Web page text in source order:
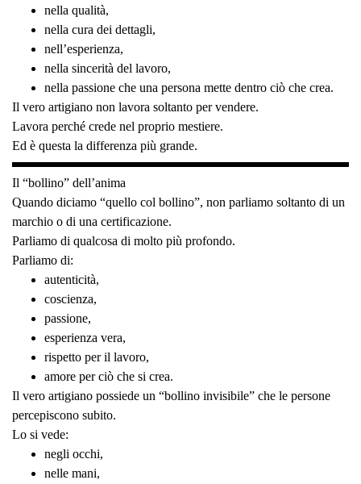
nella qualità,
nella cura dei dettagli,
nell’esperienza,
nella sincerità del lavoro,
nella passione che una persona mette dentro ciò che crea.
Il vero artigiano non lavora soltanto per vendere.
Lavora perché crede nel proprio mestiere.
Ed è questa la differenza più grande.
Il “bollino” dell’anima
Quando diciamo “quello col bollino”, non parliamo soltanto di un
marchio o di una certificazione.
Parliamo di qualcosa di molto più profondo.
Parliamo di:
autenticità,
coscienza,
passione,
esperienza vera,
rispetto per il lavoro,
amore per ciò che si crea.
Il vero artigiano possiede un “bollino invisibile” che le persone
percepiscono subito.
Lo si vede:
negli occhi,
nelle mani,